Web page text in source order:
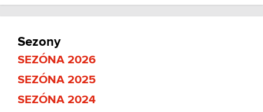
Sezony
SEZÓNA 2026
SEZÓNA 2025
SEZÓNA 2024